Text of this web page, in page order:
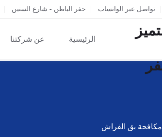
تواصل عبر الواتساب حفر الباطن - شارع الستين
الرئيسية عن شركتنا
مكافحة بق الفراش